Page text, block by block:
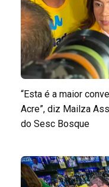
“Esta é a maior
Acre”, diz Mailza
do Sesc Bosque